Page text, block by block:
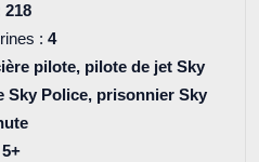
218
: 4
pilote, pilote de jet Sky
Sky Police, prisonnier Sky
5+